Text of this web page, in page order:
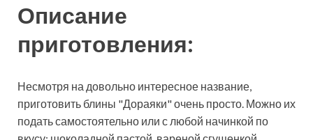
Описание
приготовления:
Несмотря на довольно интересное название,
приготовить блины "Дораяки" очень просто. Можно их
подать самостоятельно или с любой начинкой по